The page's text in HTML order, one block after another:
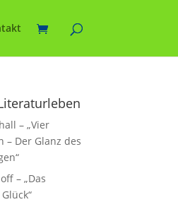
– „Vier
– Der Glanz des
– „Das